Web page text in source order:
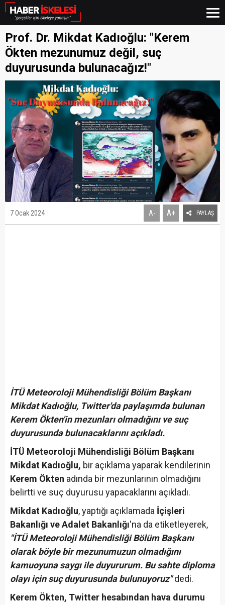
Prof. Dr. Mikdat Kadıoğlu: "Kerem
Ökten mezunumuz değil, suç
duyurusunda bulunacağız!"
7 Ocak 2024 A- A+ PAYLAŞ
İTÜ Meteoroloji Mühendisliği Bölüm Başkanı
Mikdat Kadıoğlu, Twitter'da paylaşımda bulunan
Kerem Ökten'in mezunları olmadığını ve suç
duyurusunda bulunacaklarını açıkladı.
İTÜ Meteoroloji Mühendisliği Bölüm Başkanı
Mikdat Kadıoğlu, bir açıklama yaparak kendilerinin
Kerem Ökten adında bir mezunlarının olmadığını
belirtti ve suç duyurusu yapacaklarını açıkladı.
Mikdat Kadıoğlu, yaptığı açıklamada İçişleri
Bakanlığı ve Adalet Bakanlığı'na da etiketleyerek,
"İTÜ Meteoroloji Mühendisliği Bölüm Başkanı
olarak böyle bir mezunumuzun olmadığını
kamuoyuna saygı ile duyururum. Bu sahte diploma
olayı için suç duyurusunda bulunuyoruz"dedi.
Kerem Ökten, Twitter hesabından hava durumu